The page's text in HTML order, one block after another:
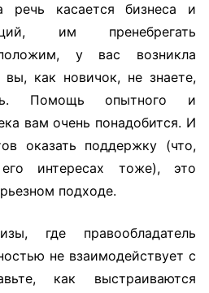
речь касается бизнеса и
им пренебрегать
у вас возникла
как новичок, не знаете,
Помощь опытного и
вам очень понадобится. И
оказать поддержку (что,
интересах тоже), это
подходе.
где правообладатель
не взаимодействует с
как выстраиваются